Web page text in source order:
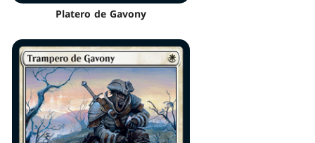
Platero de Gavony